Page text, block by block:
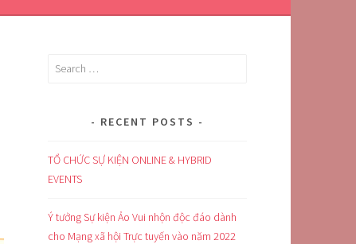
Search
RECENT POSTS
TỔ CHỨC SỰ KIỆN ONLINE & HYBRID
EVENTS
Ý tưởng Sự kiện Ảo Vui nhộn độc đáo dành
cho Mạng xã hội Trực tuyến vào năm 2022